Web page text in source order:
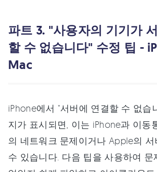
파트 3. "사용자의 기기가
할 수 없습니다" 수정 팁 -
Mac
iPhone에서 "서버에 연결할 수 없습
지가 표시되면, 이는 iPhone과 이동
의 네트워크 문제이거나 Apple의 서
수 있습니다. 다음 팁을 사용하여 문